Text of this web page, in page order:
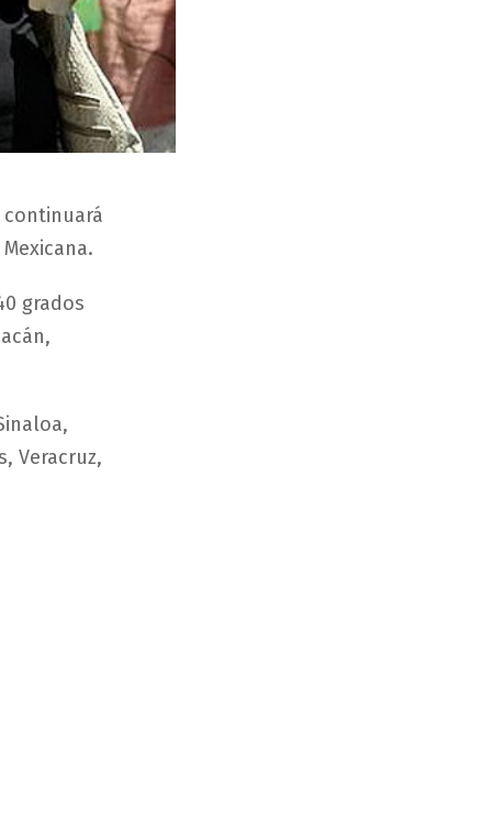
continuará
grados
Veracruz,